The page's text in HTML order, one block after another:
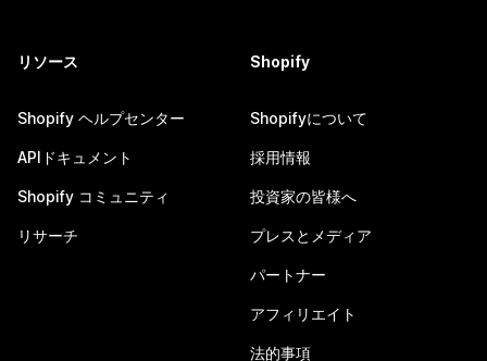
リソース
Shopify ヘルプセンター
APIドキュメント
Shopify コミュニティ
リサーチ
Shopify
Shopifyについて
採用情報
投資家の皆様へ
プレスとメディア
パートナー
アフィリエイト
法的事項